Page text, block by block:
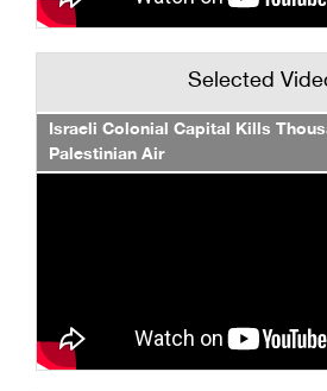
Selected
Israeli Colonial Capital Kills
Palestinian Air